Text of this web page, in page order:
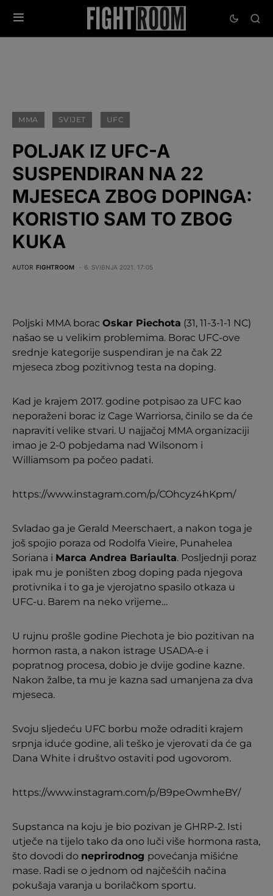
MMA SVIJET UFC
POLJAK IZ UFC-A
SUSPENDIRAN NA 22
MJESECA ZBOG DOPINGA:
KORISTIO SAM TO ZBOG
KUKA
AUTOR FIGHTROOM 6. SVIBNJA 2021. 17:05
Poljski MMA borac Oskar Piechota (31, 11-3-1-1 NC)
našao se u velikim problemima. Borac UFC-ove
srednje kategorije suspendiran je na čak 22
mjeseca zbog pozitivnog testa na doping.
Kad je krajem 2017. godine potpisao za UFC kao
neporaženi borac iz Cage Warriorsa, činilo se da će
napraviti velike stvari. U najjačoj MMA organizaciji
imao je 2-0 pobjedama nad Wilsonom i
Williamsom pa počeo padati.
https://www.instagram.com/p/COhcyz4hKpm/
Svladao ga je Gerald Meerschaert, a nakon toga je
još spojio poraza od Rodolfa Vieire, Punahelea
Soriana i Marca Andrea Bariaulta. Posljednji poraz
ipak mu je poništen zbog doping pada njegova
protivnika i to ga je vjerojatno spasilo otkaza u
UFC-u. Barem na neko vrijeme…
U rujnu prošle godine Piechota je bio pozitivan na
hormon rasta, a nakon istrage USADA-e i
popratnog procesa, dobio je dvije godine kazne.
Nakon žalbe, ta mu je kazna sad umanjena za dva
mjeseca.
Svoju sljedeću UFC borbu može odraditi krajem
srpnja iduće godine, ali teško je vjerovati da će ga
Dana White i društvo ostaviti pod ugovorom.
https://www.instagram.com/p/B9peOwmheBY/
Supstanca na koju je bio pozivan je GHRP-2. Isti
utječe na tijelo tako da ono luči više hormona rasta,
što dovodi do neprirodnog povećanja mišićne
mase. Radi se o jednom od najčešćih načina
pokušaja varanja u borilačkom sportu.